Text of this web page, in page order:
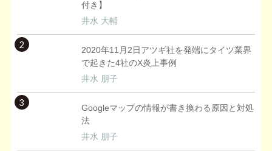
付き】
井水 大輔
2
2020年11月2日アツギ社を発端にタイツ業界
で起きた4社のX炎上事例
井水 朋子
3
Googleマップの情報が書き換わる原因と対処
法
井水 朋子